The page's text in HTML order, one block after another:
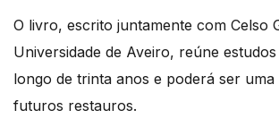
O livro, escrito juntamente com Celso
Universidade de Aveiro, reúne
longo de trinta anos e poderá ser uma
futuros restauros.